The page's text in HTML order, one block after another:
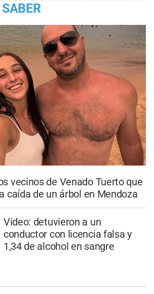
vecinos de Venado Tuerto que
caída de un árbol en Mendoza
Video: detuvieron a un
conductor con licencia falsa y
1,34 de alcohol en sangre